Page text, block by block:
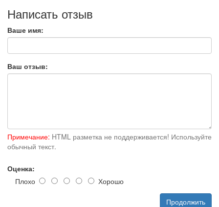
Написать отзыв
Ваше имя:
Ваш отзыв:
Примечание: HTML разметка не поддерживается! Используйте
обычный текст.
Оценка:
Плохо
Хорошо
Продолжить